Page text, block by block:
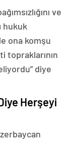
ve
hukuk
ona komşu
topraklarının
diye
Herşeyi